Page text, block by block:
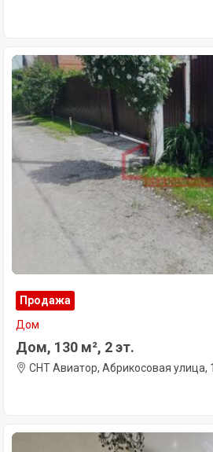
Продажа
Дом
Дом, 130 м², 2 эт.
СНТ Авиатор, Абрикосовая улица,